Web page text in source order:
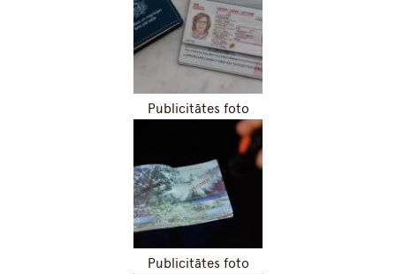
Publicitātes foto
Publicitātes foto